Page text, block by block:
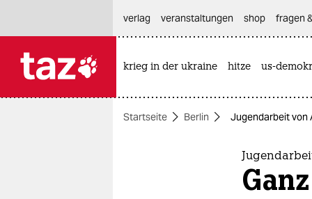
themen
verlag
veranstaltungen shop fragen
krieg in der ukraine hitze us-
Startseite Berlin Jugendarbeit von